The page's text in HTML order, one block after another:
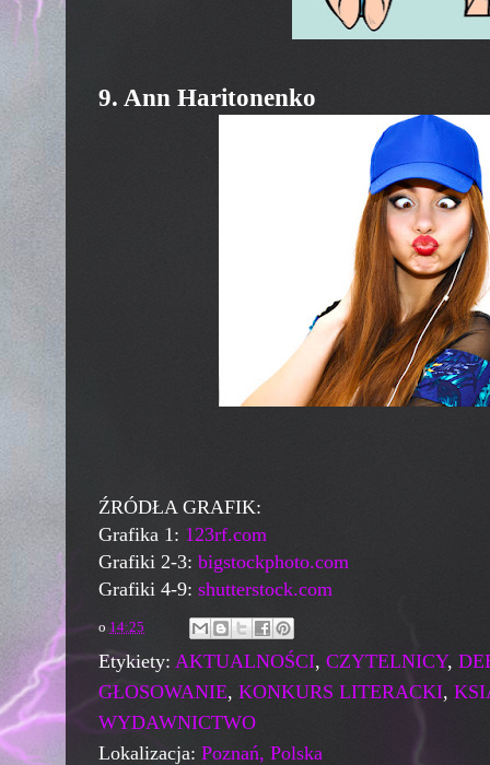
9. Ann Haritonenko
ŹRÓDŁA GRAFIK:
Grafika 1: 123rf.com
Grafiki 2-3: bigstockphoto.com
Grafiki 4-9: shutterstock.com
o 14:25
Etykiety: AKTUALNOŚCI, CZYTELNICY,
GŁOSOWANIE, KONKURS LITERACKI,
WYDAWNICTWO
Lokalizacja: Poznań, Polska